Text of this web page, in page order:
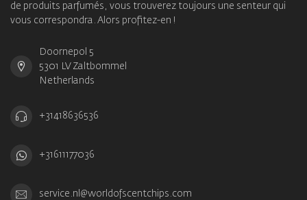
de produits parfumés, vous trouverez toujours une senteur qui
vous correspondra. Alors profitez-en !
Doornepol 5
5301 LV Zaltbommel
Netherlands
+31418636536
+31611177036
service.nl@worldofscentchips.com